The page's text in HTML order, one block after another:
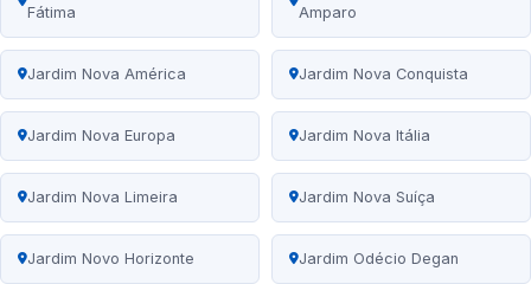
Fátima
Amparo
Jardim Nova América Jardim Nova Conquista
Jardim Nova Europa Jardim Nova Itália
Jardim Nova Limeira Jardim Nova Suíça
Jardim Novo Horizonte Jardim Odécio Degan